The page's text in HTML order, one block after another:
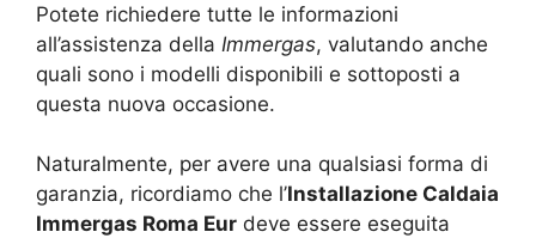
Potete richiedere tutte le informazioni
all’assistenza della Immergas, valutando anche
quali sono i modelli disponibili e sottoposti a
questa nuova occasione.
Naturalmente, per avere una qualsiasi forma di
garanzia, ricordiamo che l’Installazione Caldaia
Immergas Roma Eur deve essere eseguita